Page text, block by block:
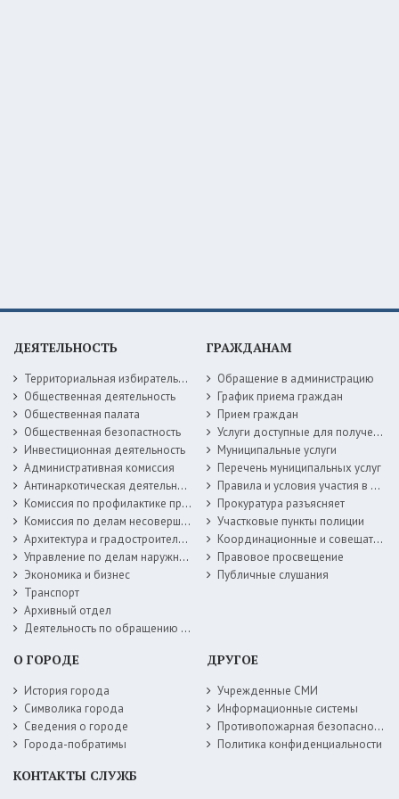
ДЕЯТЕЛЬНОСТЬ
Территориальная избирательная комиссия
Общественная деятельность
Общественная палата
Общественная безопастность
Инвестиционная деятельность
Административная комиссия
Антинаркотическая деятельность
Комиссия по профилактике правонарушений
Комиссия по делам несовершеннолетних
Архитектура и градостроительство
Управление по делам наружной рекламы
Экономика и бизнес
Транспорт
Архивный отдел
Деятельность по обращению с животными без владельцев
ГРАЖДАНАМ
Обращение в администрацию
График приема граждан
Прием граждан
Услуги доступные для получения в электронной форме
Муниципальные услуги
Перечень муниципальных услуг
Правила и условия участия в жилищных программах
Прокуратура разъясняет
Участковые пункты полиции
Координационные и совещательные органы
Правовое просвещение
Публичные слушания
О ГОРОДЕ
История города
Символика города
Сведения о городе
Города-побратимы
ДРУГОЕ
Учрежденные СМИ
Информационные системы
Противопожарная безопасность
Политика конфиденциальности
КОНТАКТЫ СЛУЖБ